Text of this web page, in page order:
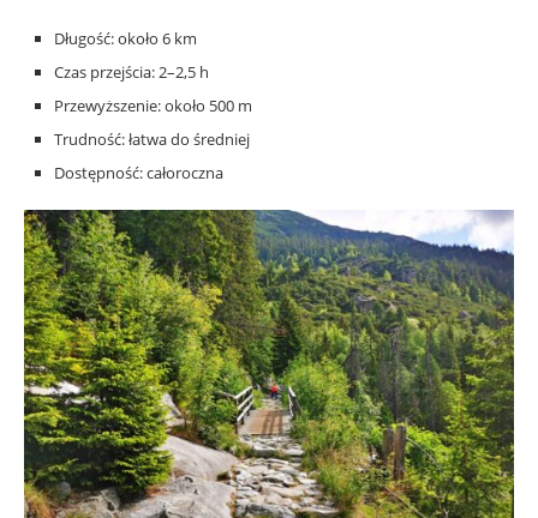
Długość: około 6 km
Czas przejścia: 2–2,5 h
Przewyższenie: około 500 m
Trudność: łatwa do średniej
Dostępność: całoroczna